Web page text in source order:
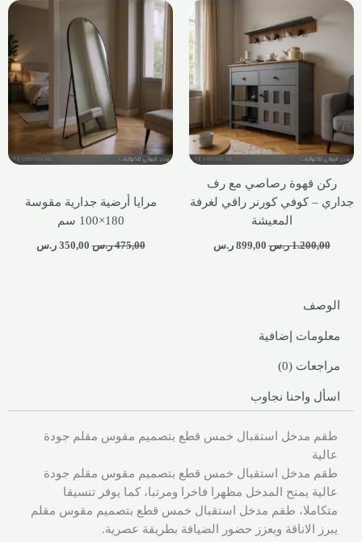
ركن قهوة رصاصي مع رف
جداري – كوفي كورنر راقي لغرفة
المعيشة
1.200,00 ر.س 899,00 ر.س
مرايا أرضية جدارية مقوسة
180×100 سم
475,00 ر.س 350,00 ر.س
الوصف
معلومات إضافية
مراجعات (0)
اسأل واحنا نجاوب
طقم مدخل استقبال خمس قطع بتصميم مقوس مقلم جودة
عالية
طقم مدخل استقبال خمس قطع بتصميم مقوس مقلم جودة
عالية يمنح المدخل مظهرا فاخرا ومرتبا، كما يوفر تنسيقا
متكاملا، طقم مدخل استقبال خمس قطع بتصميم مقوس مقلم
يبرز الاناقة ويعزز حضور الضيافة بطريقة عصرية.